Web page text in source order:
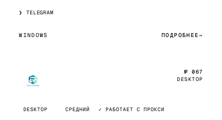
TELEGRAM
WINDOWS ПОДРОБНЕЕ
№ 067
DESKTOP
DESKTOP СРЕДНИЙ ✓ РАБОТАЕТ С ПРОКСИ